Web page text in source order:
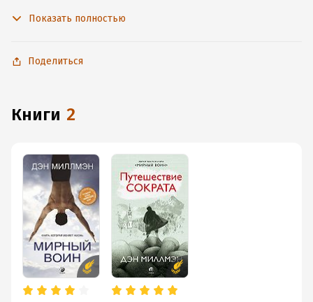
приложение для iOS или Android, чтобы не расставаться
Показать полностью
Поделиться
книги 2